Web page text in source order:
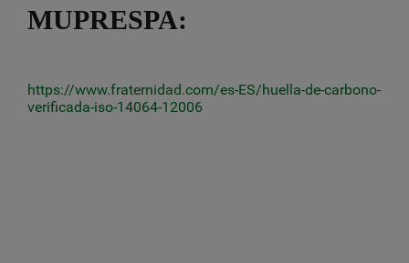
MUPRESPA:
https://www.fraternidad.com/es-ES/huella-de-carbono-
verificada-iso-14064-12006